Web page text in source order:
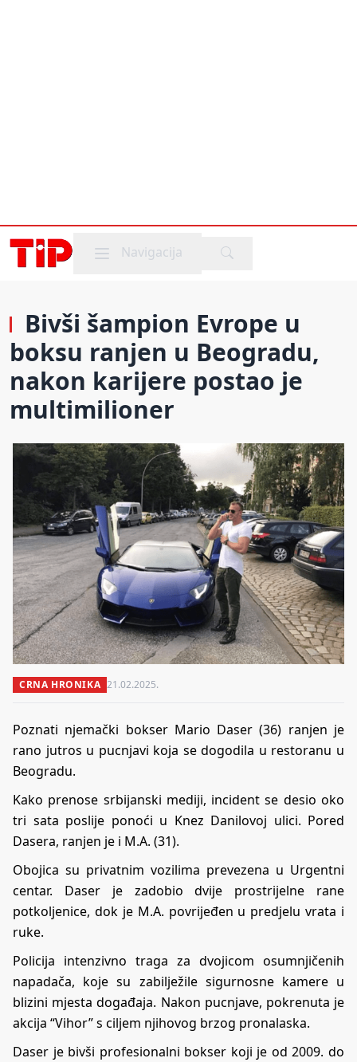
Mobile menu
Navigacija
Bivši šampion Evrope u
boksu ranjen u Beogradu,
nakon karijere postao je
multimilioner
CRNA HRONIKA 21.02.2025.
Poznati njemački bokser Mario Daser (36) ranjen je
rano jutros u pucnjavi koja se dogodila u restoranu u
Beogradu.
Kako prenose srbijanski mediji, incident se desio oko
tri sata poslije ponoći u Knez Danilovoj ulici. Pored
Dasera, ranjen je i M.A. (31).
Obojica su privatnim vozilima prevezena u Urgentni
centar. Daser je zadobio dvije prostrijelne rane
potkoljenice, dok je M.A. povrijeđen u predjelu vrata i
ruke.
Policija intenzivno traga za dvojicom osumnjičenih
napadača, koje su zabilježile sigurnosne kamere u
blizini mjesta događaja. Nakon pucnjave, pokrenuta je
akcija “Vihor” s ciljem njihovog brzog pronalaska.
Daser je bivši profesionalni bokser koji je od 2009. do